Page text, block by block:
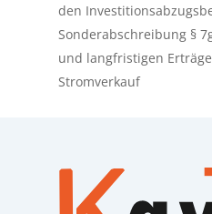
den
Sonderabschreibung §
und langfristigen
Stromverkauf